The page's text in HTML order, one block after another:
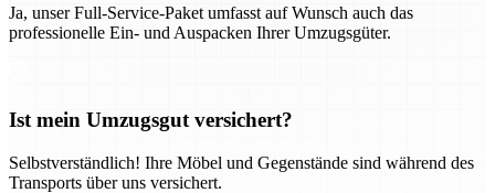
Ja, unser Full-Service-Paket umfasst auf Wunsch auch das
professionelle Ein- und Auspacken Ihrer Umzugsgüter.
Ist mein Umzugsgut versichert?
Selbstverständlich! Ihre Möbel und Gegenstände sind während des
Transports über uns versichert.